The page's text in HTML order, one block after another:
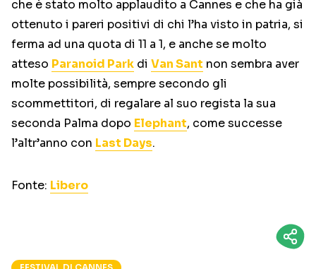
che è stato molto applaudito a Cannes e che ha già
ottenuto i pareri positivi di chi l’ha visto in patria, si
ferma ad una quota di 11 a 1, e anche se molto
atteso Paranoid Park di Van Sant non sembra aver
molte possibilità, sempre secondo gli
scommettitori, di regalare al suo regista la sua
seconda Palma dopo Elephant, come successe
l’altr’anno con Last Days.
Fonte: Libero